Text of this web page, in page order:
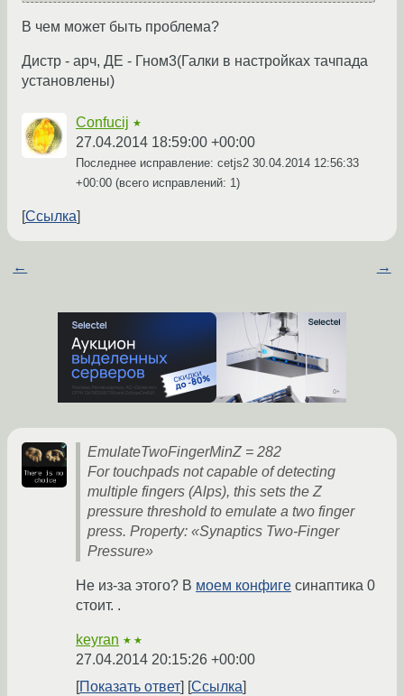
В чем может быть проблема?
Дистр - арч, ДЕ - Гном3(Галки в настройках тачпада
установлены)
Confucij ★
27.04.2014 18:59:00 +00:00
Последнее исправление: cetjs2 30.04.2014 12:56:33
+00:00 (всего исправлений: 1)
Ссылка
← →
EmulateTwoFingerMinZ = 282
For touchpads not capable of detecting
multiple fingers (Alps), this sets the Z
pressure threshold to emulate a two finger
press. Property: «Synaptics Two-Finger
Pressure»
Не из-за этого? В моем конфиге синаптика 0
стоит. .
keyran ★★
27.04.2014 20:15:26 +00:00
Показать ответ
Ссылка